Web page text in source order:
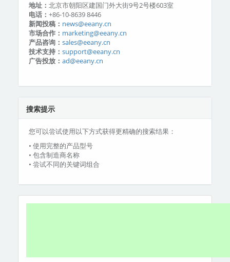
地址： 北京市朝阳区建国门外大街9号2号楼603室
电话： +86-10-8639 8446
新闻投稿： news@eeany.cn
市场合作： marketing@eeany.cn
产品咨询： sales@eeany.cn
技术支持： support@eeany.cn
广告投放： ad@eeany.cn
搜索提示
您可以尝试使用以下方式获得更精确的搜索结果：
• 使用完整的产品型号
• 包含制造商名称
• 尝试不同的关键词组合